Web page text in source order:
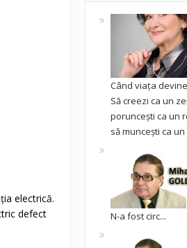
electrică.
defect
Când viața
Să creezi ca un
poruncești ca un
să muncești ca un
N-a fost circ...